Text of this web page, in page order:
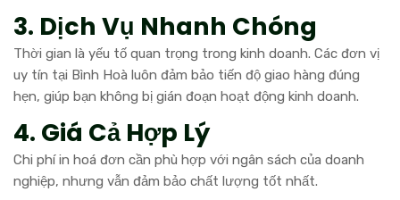
3. Dịch Vụ Nhanh Chóng
Thời gian là yếu tố quan trọng trong kinh doanh. Các đơn vị
uy tín tại Bình Hoà luôn đảm bảo tiến độ giao hàng đúng
hẹn, giúp bạn không bị gián đoạn hoạt động kinh doanh.
4. Giá Cả Hợp Lý
Chi phí in hoá đơn cần phù hợp với ngân sách của doanh
nghiệp, nhưng vẫn đảm bảo chất lượng tốt nhất.